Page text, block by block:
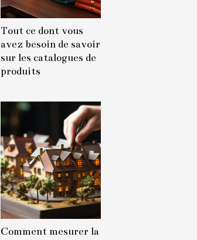
Tout ce dont vous
avez besoin de savoir
sur les catalogues de
produits
Comment mesurer la